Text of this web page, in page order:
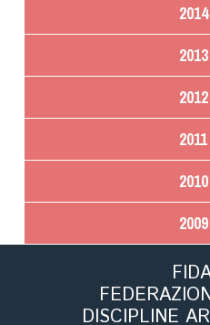
2014
2013
2012
2011
2010
2009
DISCIPLINE